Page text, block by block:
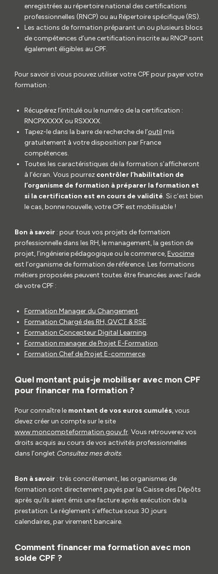
enregistrées au répertoire national des certifications
professionnelles (RNCP) ou au Répertoire spécifique (RS).
Les actions de formation préparant un ou plusieurs blocs
de compétences d’une certification inscrite au RNCP sont
également éligibles au CPF.
Pour savoir si vous pouvez utiliser votre CPF pour payer votre
formation :
Récupérez l’intitulé ou le numéro de la certification :
RNCPXXXXX ou RSXXXX.
Tapez-le dans la barre de recherche de l’outil mis
gratuitement à votre disposition par France
compétences.
Toutes les caractéristiques de la formation s’afficheront
à l’écran. Vous pourrez contrôler l’habilitation de
l’organisme de formation à préparer la formation et
si la certification est en cours de validité. Si c’est bien
le cas, bonne nouvelle, votre CPF est mobilisable !
Bon à savoir : pour tous vos projets de formation
professionnelle dans les RH, le management, la gestion de
projet, l’ingénierie pédagogique ou le commerce,Evocime
est l’organisme de formation de référence. Les formations
métiers proposées peuvent toutes être financées avec l’aide
de votre CPF :
Formation Manager du Changement.
Formation Chargé des RH, QVCT & RSE.
Formation Concepteur Digital Learning.
Formation manager de Projet E-Formation.
Formation Chef de Projet E-commerce.
Quel montant puis-je mobiliser avec mon CPF
pour financer ma formation ?
Pour connaître le montant de vos euros cumulés, vous
devez créer un compte sur le site
www.moncompteformation.gouv.fr. Vous retrouverez vos
droits acquis au cours de vos activités professionnelles
dans l’onglet Consultez mes droits.
Bon à savoir : très concrètement, les organismes de
formation sont directement payés par la Caisse des Dépôts
après qu’ils aient émis une facture après exécution de la
prestation. Le règlement s’effectue sous 30 jours
calendaires, par virement bancaire.
Comment financer ma formation avec mon
solde CPF ?